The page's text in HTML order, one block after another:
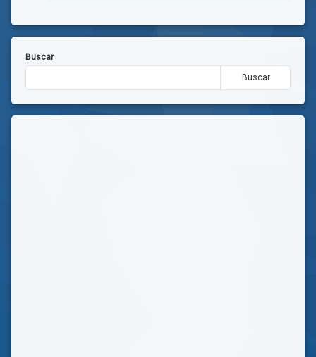
Buscar
Buscar